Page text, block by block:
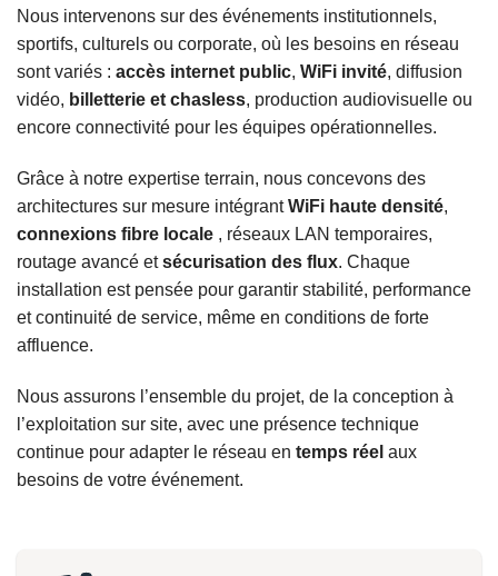
Nous intervenons sur des événements institutionnels,
sportifs, culturels ou corporate, où les besoins en réseau
sont variés : accès internet public, WiFi invité, diffusion
vidéo, billetterie et chasless, production audiovisuelle ou
encore connectivité pour les équipes opérationnelles.
Grâce à notre expertise terrain, nous concevons des
architectures sur mesure intégrantWiFi haute densité,
connexions fibre locale , réseaux LAN temporaires,
routage avancé etsécurisation des flux. Chaque
installation est pensée pour garantir stabilité, performance
et continuité de service, même en conditions de forte
affluence.
Nous assurons l’ensemble du projet, de la conception à
l’exploitation sur site, avec une présence technique
continue pour adapter le réseau en temps réel aux
besoins de votre événement.